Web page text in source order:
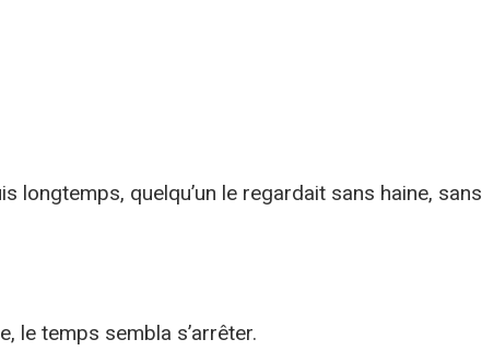
longtemps, quelqu’un le regardait sans haine, sans
le temps sembla s’arrêter.